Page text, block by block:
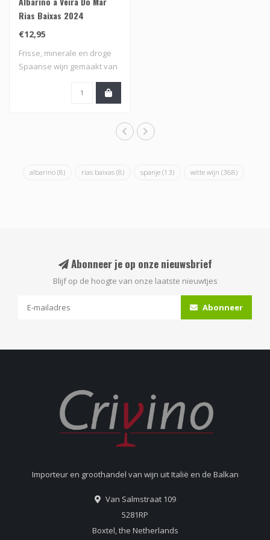
Rias Baixas 2024
€12,95
Frisse, minerale en droge
Spaanse wijn gemaakt van
albarino (8) rias baixas (8) spanje (13) witte wijn (368)
Abonneer je op onze nieuwsbrief
Blijf op de hoogte van onze laatste nieuwtjes
Abonneer
Importeur en groothandel van wijn uit Italië en de Balkan
Van Salmstraat 109
5281RP
Boxtel, the Netherlands